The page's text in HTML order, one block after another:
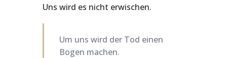
Uns wird es nicht erwischen.
Um uns wird der Tod einen
Bogen machen.